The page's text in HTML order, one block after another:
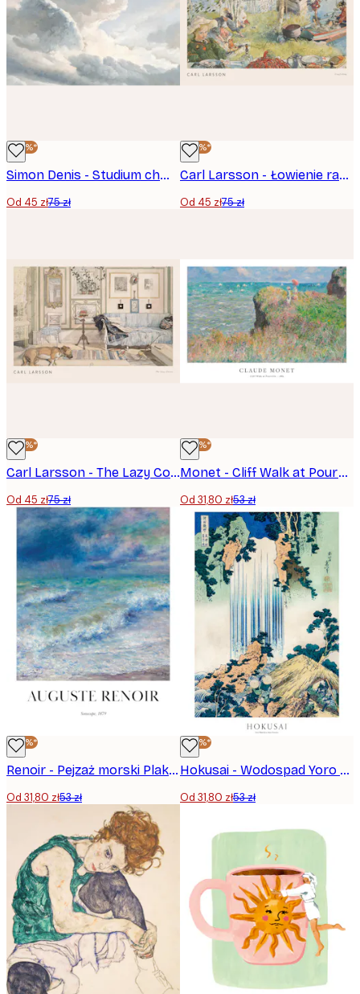
-40%*
Simon Denis - Studium chmur z zachodem słońca w pobliżu Rzymu Plakat
Od 45 zł75 zł
-40%*
Carl Larsson - Łowienie raków Plakat
Od 45 zł75 zł
-40%*
Carl Larsson - The Lazy Corner Plakat
Od 45 zł75 zł
-40%*
Monet - Cliff Walk at Pourville Plakat
Od 31,80 zł53 zł
-40%*
Renoir - Pejzaż morski Plakat
Od 31,80 zł53 zł
-40%*
Hokusai - Wodospad Yoro w prowincji Mino Plakat
Od 31,80 zł53 zł